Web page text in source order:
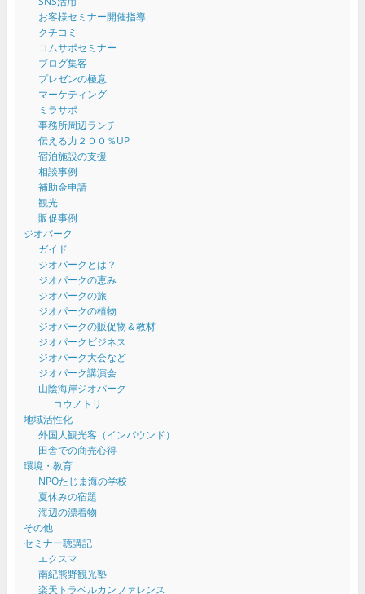
お客様セミナー開催指導
クチコミ
コムサポセミナー
ブログ集客
プレゼンの極意
マーケティング
ミラサポ
事務所周辺ランチ
伝える力２００％UP
宿泊施設の支援
相談事例
補助金申請
観光
販促事例
ジオパーク
ガイド
ジオパークとは？
ジオパークの恵み
ジオパークの旅
ジオパークの植物
ジオパークの販促物＆教材
ジオパークビジネス
ジオパーク大会など
ジオパーク講演会
山陰海岸ジオパーク
コウノトリ
地域活性化
外国人観光客（インバウンド）
田舎での商売心得
環境・教育
NPOたじま海の学校
夏休みの宿題
海辺の漂着物
その他
セミナー聴講記
エクスマ
南紀熊野観光塾
楽天トラベルカンファレンス